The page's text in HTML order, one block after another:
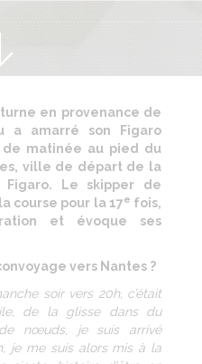
en provenance de
a amarré son Figaro
de matinée au pied du
ville de départ de la
Figaro. Le skipper de
course pour la 17e fois,
et évoque ses
vers Nantes ?
soir vers 20h, c’était
de la glisse dans du
de nœuds, je suis arrivé
je me suis alors mis à la